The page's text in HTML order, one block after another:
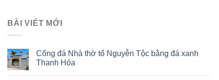
BÀI VIẾT MỚI
Cổng đá Nhà thờ tổ Nguyễn Tộc bằng đá xanh
Thanh Hóa